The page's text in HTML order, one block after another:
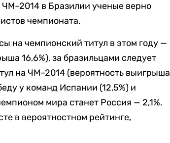
в Бразилии ученые верно
чемпионата.
на чемпионский титул в этом году —
16,6%), за бразильцами следует
на ЧМ–2014 (вероятность выигрыша
у команд Испании (12,5%) и
мира станет Россия — 2,1%.
в вероятностном рейтинге,